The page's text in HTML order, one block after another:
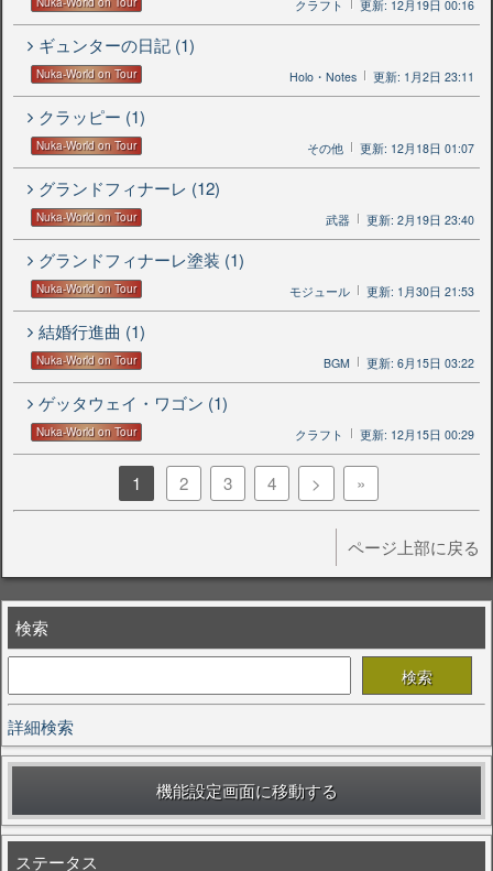
クラフト 更新: 12月19日 00:16
ギュンターの日記 (1)
Nuka-World on Tour Holo・Notes 更新: 1月2日 23:11
クラッピー (1)
Nuka-World on Tour その他 更新: 12月18日 01:07
グランドフィナーレ (12)
Nuka-World on Tour 武器 更新: 2月19日 23:40
グランドフィナーレ塗装 (1)
Nuka-World on Tour モジュール 更新: 1月30日 21:53
結婚行進曲 (1)
Nuka-World on Tour BGM 更新: 6月15日 03:22
ゲッタウェイ・ワゴン (1)
Nuka-World on Tour クラフト 更新: 12月15日 00:29
1 2 3 4 > »
ページ上部に戻る
検索
詳細検索
機能設定画面に移動する
ステータス